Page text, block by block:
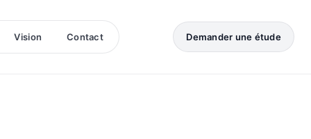
Vision Contact Demander une étude